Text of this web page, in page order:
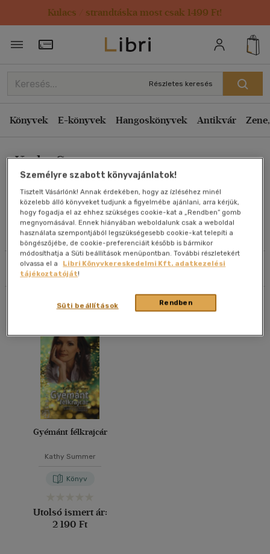
Kulacs / strandtáska most csak 1499 Ft!
Törzsvásárlói Kártya adatai
Részletes keresés
Könyvek E-könyvek Hangoskönyvek Antikvár
Kathy Summer
Művei
Olvasói vélemények
Szűrés Rendezés
Rendezés
Kiadás éve szerint csökkenő
Ár szerint csökkenő
Eladott darabszám szerint csökkenő
Eladott darabszám szerint növekvő
Cím szerint A-Z
Szerző szerint A-Z
Megjelenítés
20 db / oldal
Alkalmaz
Összesen db
Gyémánt félkrajcár
Kathy Summer
Könyv
Utolsó ismert ár:
2 190 Ft
Személyre szabott könyvajánlatok!
Tisztelt Vásárlónk! Annak érdekében, hogy az ízléséhez minél
közelebb álló könyveket tudjunk a figyelmébe ajánlani, arra kérjük,
hogy fogadja el az ehhez szükséges cookie-kat a „Rendben” gomb
megnyomásával. Ennek hiányában weboldalunk csak a weboldal
használata szempontjából legszükségesebb cookie-kat telepíti a
böngészőjébe, de cookie-preferenciáit később is bármikor
módosíthatja a Süti beállítások menüpontban. További részletekért
olvassa el a
Libri Könyvkereskedelmi Kft. adatkezelési
tájékoztatóját!
Rendben
Süti beállítások